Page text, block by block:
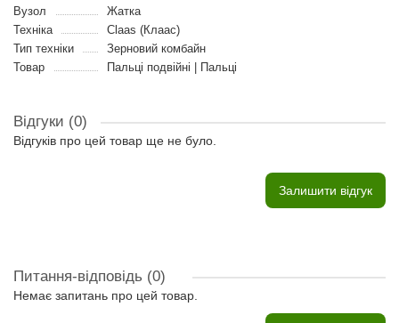
Вузол
Жатка
Техніка
Claas (Клаас)
Тип техніки
Зерновий комбайн
Товар
Пальці подвійні | Пальці
Відгуки (0)
Відгуків про цей товар ще не було.
Залишити відгук
Питання-відповідь (0)
Немає запитань про цей товар.